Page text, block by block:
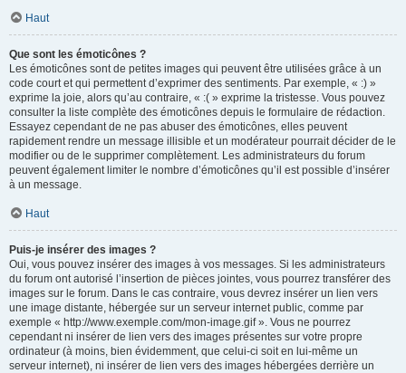
Haut
Que sont les émoticônes ?
Les émoticônes sont de petites images qui peuvent être utilisées grâce à un
code court et qui permettent d’exprimer des sentiments. Par exemple, « :) »
exprime la joie, alors qu’au contraire, « :( » exprime la tristesse. Vous pouvez
consulter la liste complète des émoticônes depuis le formulaire de rédaction.
Essayez cependant de ne pas abuser des émoticônes, elles peuvent
rapidement rendre un message illisible et un modérateur pourrait décider de le
modifier ou de le supprimer complètement. Les administrateurs du forum
peuvent également limiter le nombre d’émoticônes qu’il est possible d’insérer
à un message.
Haut
Puis-je insérer des images ?
Oui, vous pouvez insérer des images à vos messages. Si les administrateurs
du forum ont autorisé l’insertion de pièces jointes, vous pourrez transférer des
images sur le forum. Dans le cas contraire, vous devrez insérer un lien vers
une image distante, hébergée sur un serveur internet public, comme par
exemple « http://www.exemple.com/mon-image.gif ». Vous ne pourrez
cependant ni insérer de lien vers des images présentes sur votre propre
ordinateur (à moins, bien évidemment, que celui-ci soit en lui-même un
serveur internet), ni insérer de lien vers des images hébergées derrière un